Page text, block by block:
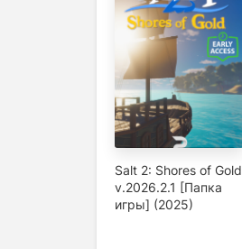
Salt 2: Shores of Gold
v.2026.2.1 [Папка
игры] (2025)